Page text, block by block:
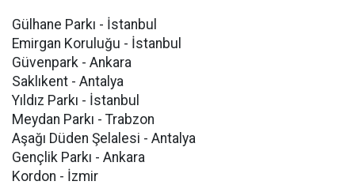
Gülhane Parkı - İstanbul
Emirgan Koruluğu - İstanbul
Güvenpark - Ankara
Saklıkent - Antalya
Yıldız Parkı - İstanbul
Meydan Parkı - Trabzon
Aşağı Düden Şelalesi - Antalya
Gençlik Parkı - Ankara
Kordon - İzmir